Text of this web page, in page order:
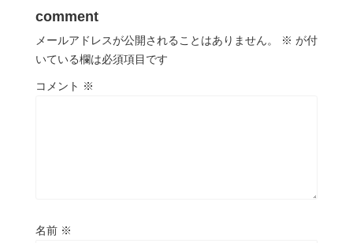
comment
メールアドレスが公開されることはありません。 ※ が付
いている欄は必須項目です
コメント ※
名前 ※